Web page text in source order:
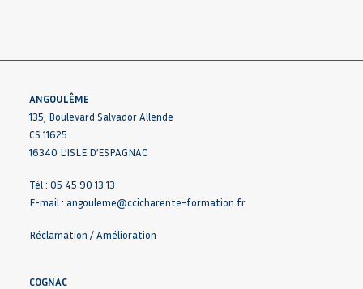
ANGOULÊME
135, Boulevard Salvador Allende
CS 11625
16340 L’ISLE D’ESPAGNAC
Tél : 05 45 90 13 13
E-mail : angouleme@ccicharente-formation.fr
Réclamation / Amélioration
COGNAC